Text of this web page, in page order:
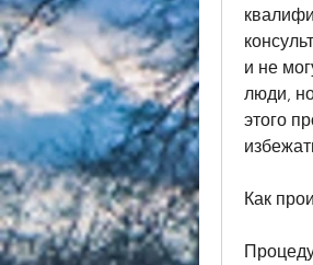
и не
люди,
этого
Как